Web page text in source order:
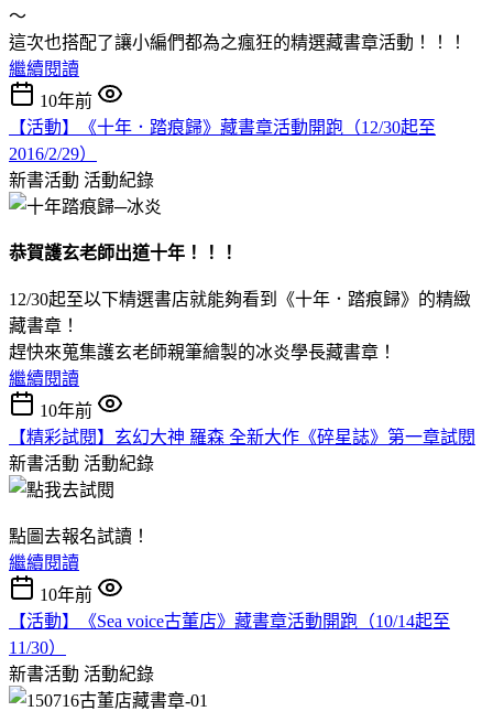
～
這次也搭配了讓小編們都為之瘋狂的精選藏書章活動！！！
繼續閱讀
10年前
【活動】《十年．踏痕歸》藏書章活動開跑（12/30起至
2016/2/29）
新書活動 活動紀錄
恭賀護玄老師出道十年！！！
12/30起至以下精選書店就能夠看到《十年．踏痕歸》的精緻
藏書章！
趕快來蒐集護玄老師親筆繪製的冰炎學長藏書章！
繼續閱讀
10年前
【精彩試閱】玄幻大神 羅森 全新大作《碎星誌》第一章試閱
新書活動 活動紀錄
點圖去報名試讀！
繼續閱讀
10年前
【活動】《Sea voice古董店》藏書章活動開跑（10/14起至
11/30）
新書活動 活動紀錄